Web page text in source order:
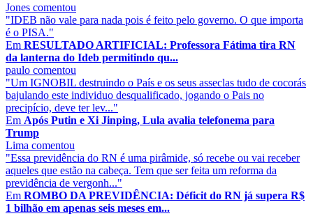
Jones comentou
"IDEB não vale para nada pois é feito pelo governo. O que importa
é o PISA."
Em RESULTADO ARTIFICIAL: Professora Fátima tira RN
da lanterna do Ideb permitindo qu...
paulo comentou
"Um IGNOBIL destruindo o País e os seus asseclas tudo de cocorás
bajulando este individuo desqualificado, jogando o Pais no
precipício, deve ter lev..."
Em Após Putin e Xi Jinping, Lula avalia telefonema para
Trump
Lima comentou
"Essa previdência do RN é uma pirâmide, só recebe ou vai receber
aqueles que estão na cabeça. Tem que ser feita um reforma da
previdência de vergonh..."
Em ROMBO DA PREVIDÊNCIA: Déficit do RN já supera R$
1 bilhão em apenas seis meses em...